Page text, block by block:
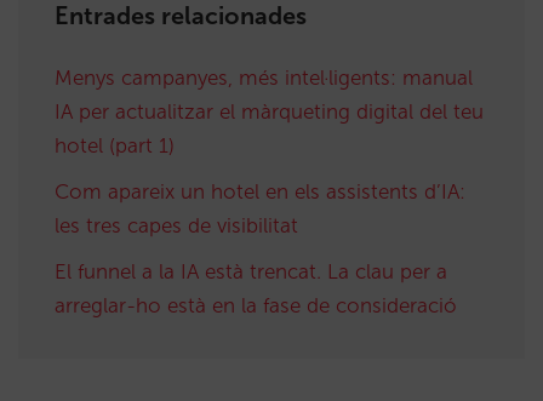
Entrades relacionades
Menys campanyes, més intel·ligents: manual
IA per actualitzar el màrqueting digital del teu
hotel (part 1)
Com apareix un hotel en els assistents d’IA:
les tres capes de visibilitat
El funnel a la IA està trencat. La clau per a
arreglar-ho està en la fase de consideració